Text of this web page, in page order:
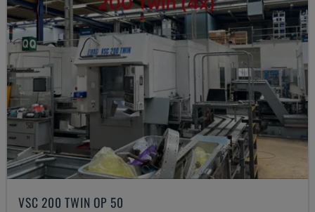
VSC 200 TWIN OP 50